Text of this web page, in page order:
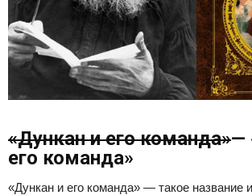
«Дункан и его команда»—
его команда»
«Дункан и его команда» — такое название